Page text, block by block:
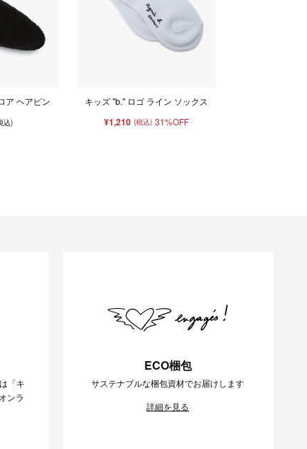
ア ヘアピン
込)
キッズ "b." ロゴ ライン ソックス
¥1,210 (税込) 31%OFF
「キ
ンラ
ECO梱包
サステナブルな梱包資材でお届けします
詳細を見る